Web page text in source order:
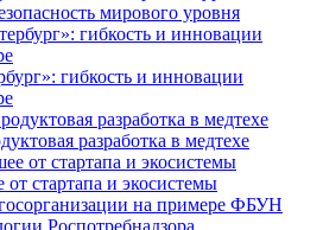
мирового уровня
гибкость и инновации
разработка в медтехе
стартапа и экосистемы